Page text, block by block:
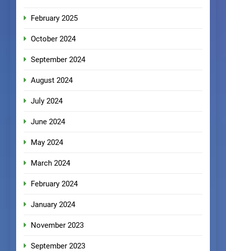
February 2025
October 2024
September 2024
August 2024
July 2024
June 2024
May 2024
March 2024
February 2024
January 2024
November 2023
September 2023